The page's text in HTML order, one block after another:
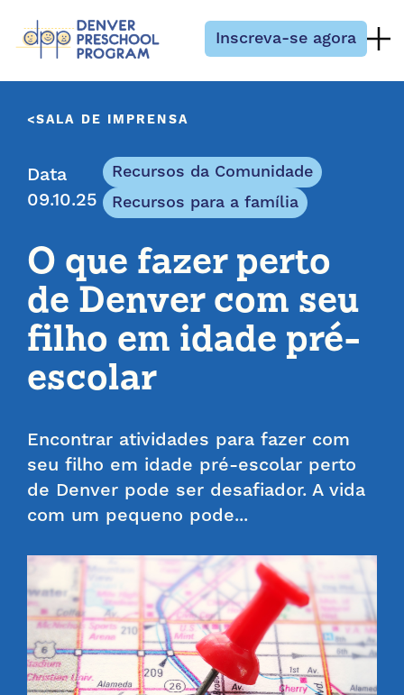
Inscreva-se agora
SALA DE IMPRENSA
Data
09.10.25
Recursos da Comunidade
Recursos para a família
O que fazer perto
de Denver com seu
filho em idade pré-
escolar
Encontrar atividades para fazer com
seu filho em idade pré-escolar perto
de Denver pode ser desafiador. A vida
com um pequeno pode...